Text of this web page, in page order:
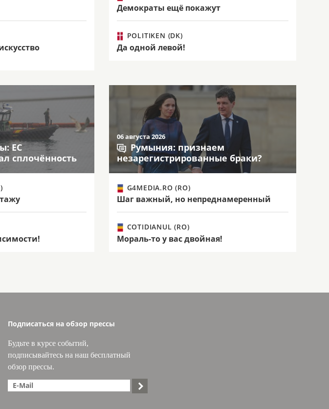
Демократы ещё покажут
POLITIKEN (DK)
Да одной левой!
ЕС
сплочённость
06 августа 2026
Румыния: признаем
незарегистрированные браки?
G4MEDIA.RO (RO)
Шаг важный, но непреднамеренный
COTIDIANUL (RO)
Мораль-то у вас двойная!
Подписаться на обзор прессы
Будьте в курсе событий,
подписывайтесь на наш бесплатный
обзор прессы.
